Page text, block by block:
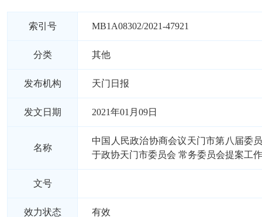
索引号 MB1A08302/2021-47921
分类 其他
发布机构 天门日报
发文日期 2021年01月09日
名称
中国人民政治协商会议天门市第八届委
于政协天门市委员会 常务委员会提案工
文号
效力状态 有效